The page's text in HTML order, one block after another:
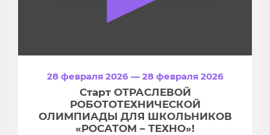
28 февраля 2026 — 28 февраля 2026
Старт ОТРАСЛЕВОЙ
РОБОТОТЕХНИЧЕСКОЙ
ОЛИМПИАДЫ ДЛЯ ШКОЛЬНИКОВ
«РОСАТОМ – ТЕХНО»!